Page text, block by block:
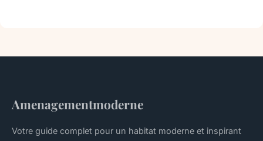
Amenagementmoderne
Votre guide complet pour un habitat moderne et inspirant